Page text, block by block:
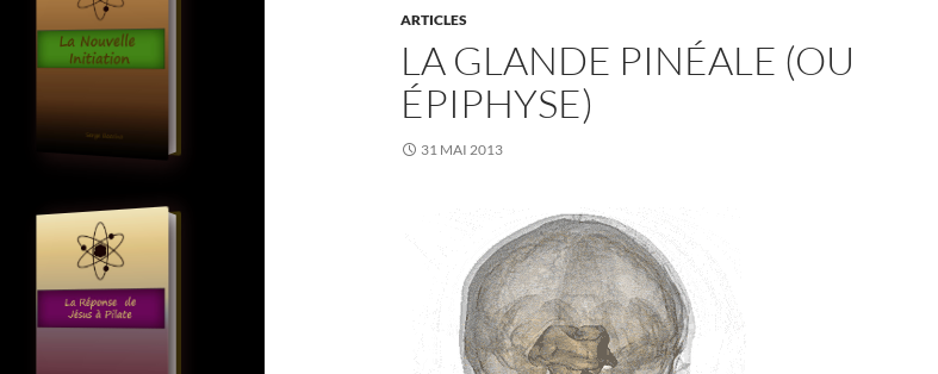
ARTICLES
LA GLANDE PINÉALE (OU
ÉPIPHYSE)
31 MAI 2013